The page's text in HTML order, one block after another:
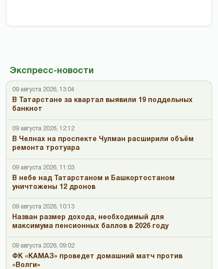
Экспресс-новости
09 августа 2026, 13:04
В Татарстане за квартал выявили 19 поддельных
банкнот
09 августа 2026, 12:12
В Челнах на проспекте Чулман расширили объём
ремонта тротуара
09 августа 2026, 11:03
В небе над Татарстаном и Башкортостаном
уничтожены 12 дронов
09 августа 2026, 10:13
Назван размер дохода, необходимый для
максимума пенсионных баллов в 2026 году
09 августа 2026, 09:02
ФК «КАМАЗ» проведет домашний матч против
«Волги»